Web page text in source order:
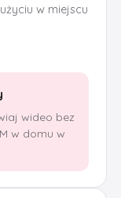
w miejscu
wideo bez
w domu w